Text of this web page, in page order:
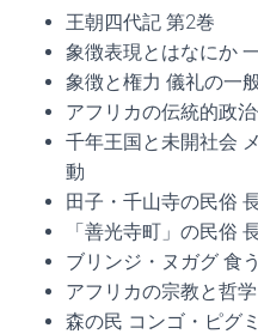
王朝四代記 第2巻
象徴表現とはなにか
象徴と権力 儀礼の一
アフリカの伝統的政
千年王国と未開社会
動
田子・千山寺の民俗
「善光寺町」の民俗
ブリンジ・ヌガグ 食
アフリカの宗教と哲学
森の民 コンゴ・ピグ